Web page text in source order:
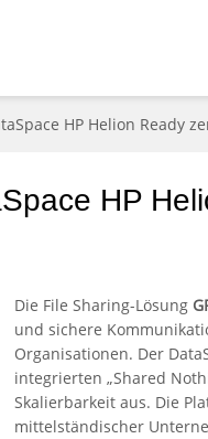
HP Helion Ready
HP
Die File Sharing-Lösung
und sichere
Organisationen. Der
integrierten „Shared
Skalierbarkeit aus. Die
mittelständischer